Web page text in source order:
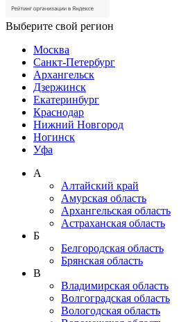
Выберите свой регион
Москва
Санкт-Петербург
Архангельск
Дзержинск
Екатеринбург
Краснодар
Нижний Новгород
Ногинск
Уфа
А
Алтайский край
Амурская область
Архангельская область
Астраханская область
Б
Белгородская область
Брянская область
В
Владимирская область
Волгоградская область
Вологодская область